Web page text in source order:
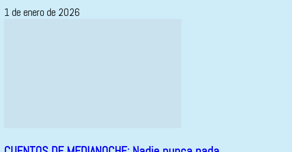
1 de enero de 2026